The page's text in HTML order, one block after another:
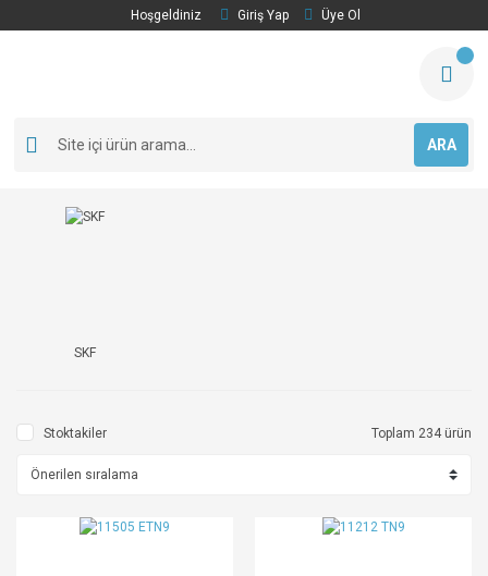
Hoşgeldiniz Giriş Yap Üye Ol
ARA
SKF
Stoktakiler Toplam 234 ürün